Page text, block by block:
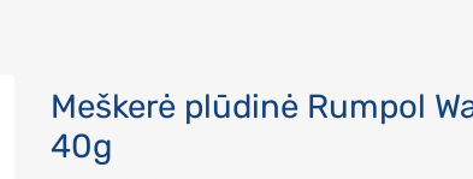
Meškerė plūdinė Rumpol
40g